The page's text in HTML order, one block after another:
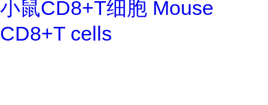
小鼠CD8+T细胞 Mouse
CD8+T cells